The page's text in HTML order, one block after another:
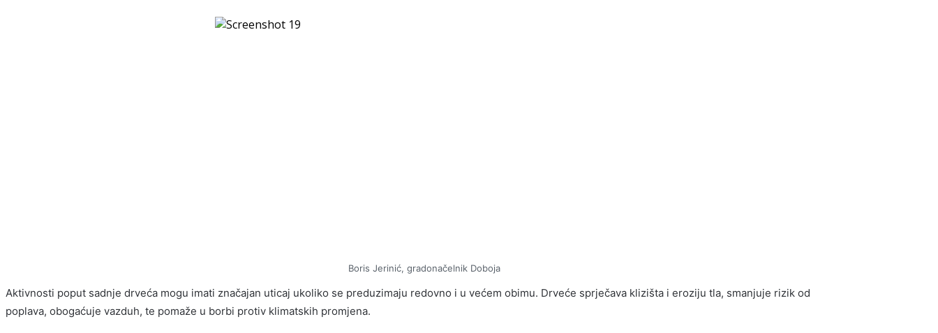
Boris Jerinić, gradonačelnik Doboja
Aktivnosti poput sadnje drveća mogu imati značajan uticaj ukoliko se preduzimaju redovno i u većem obimu. Drveće sprječava klizišta i eroziju tla, smanjuje rizik od
poplava, obogaćuje vazduh, te pomaže u borbi protiv klimatskih promjena.